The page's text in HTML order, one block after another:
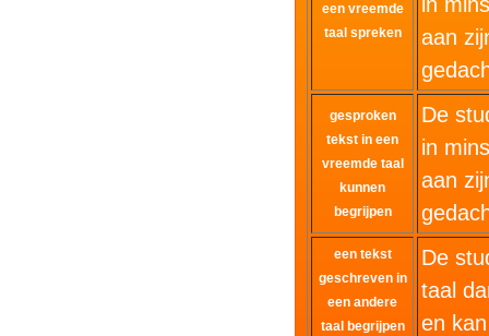
een vreemde
taal spreken
aan
gesproken
tekst in een
vreemde taal
kunnen
begrijpen
De
in
aan
een tekst
geschreven in
een andere
taal begrijpen
De
taal
en